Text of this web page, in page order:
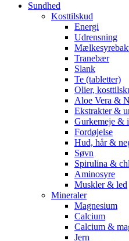
Sundhed
Kosttilskud
Energi
Udrensning
Tranebær
Slank
Te (tabletter)
Olier,
Aloe Vera &
Ekstrakter &
Gurkemeje &
Fordøjelse
Hud, hår &
Søvn
Spirulina &
Aminosyre
Muskler & led
Mineraler
Magnesium
Calcium
Calcium &
Jern